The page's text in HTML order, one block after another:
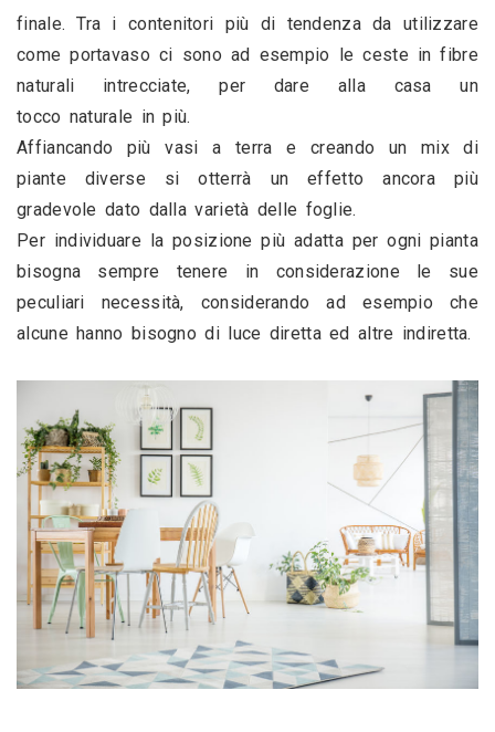
finale. Tra i contenitori più di tendenza da utilizzare
come portavaso ci sono ad esempio le ceste in fibre
naturali intrecciate, per dare alla casa un
tocco naturale in più.
Affiancando più vasi a terra e creando un mix di
piante diverse si otterrà un effetto ancora più
gradevole dato dalla varietà delle foglie.
Per individuare la posizione più adatta per ogni pianta
bisogna sempre tenere in considerazione le sue
peculiari necessità, considerando ad esempio che
alcune hanno bisogno di luce diretta ed altre indiretta.